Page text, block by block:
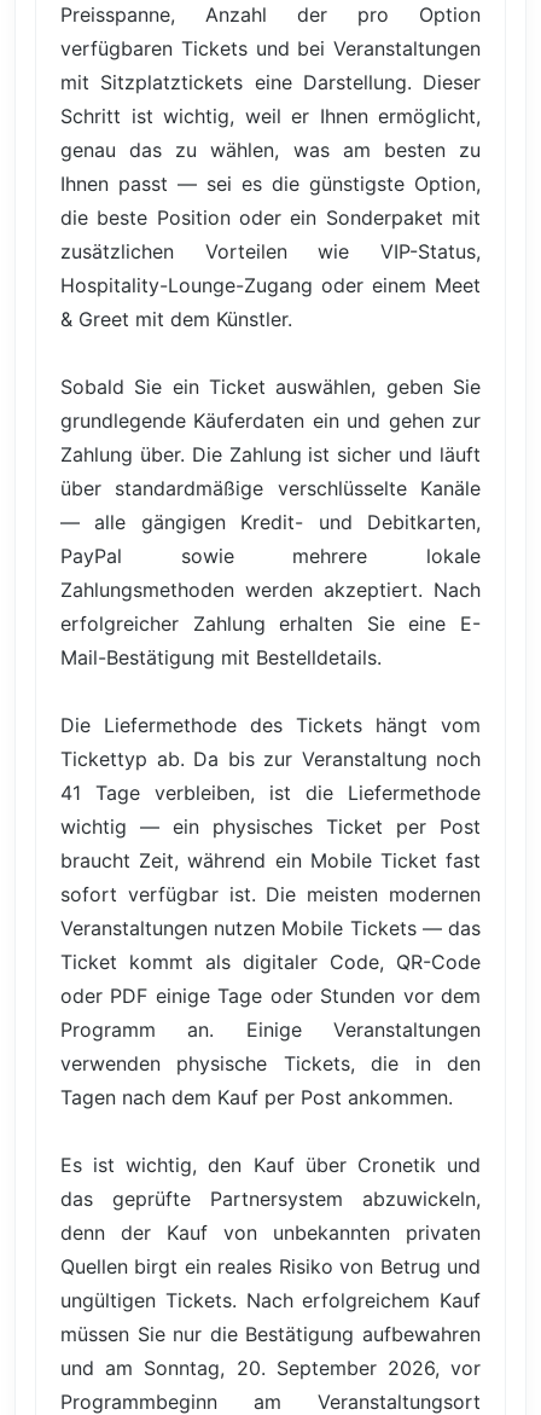
Preisspanne, Anzahl der pro Option
verfügbaren Tickets und bei Veranstaltungen
mit Sitzplatztickets eine Darstellung. Dieser
Schritt ist wichtig, weil er Ihnen ermöglicht,
genau das zu wählen, was am besten zu
Ihnen passt — sei es die günstigste Option,
die beste Position oder ein Sonderpaket mit
zusätzlichen Vorteilen wie VIP-Status,
Hospitality-Lounge-Zugang oder einem Meet
& Greet mit dem Künstler.
Sobald Sie ein Ticket auswählen, geben Sie
grundlegende Käuferdaten ein und gehen zur
Zahlung über. Die Zahlung ist sicher und läuft
über standardmäßige verschlüsselte Kanäle
— alle gängigen Kredit- und Debitkarten,
PayPal sowie mehrere lokale
Zahlungsmethoden werden akzeptiert. Nach
erfolgreicher Zahlung erhalten Sie eine E-
Mail-Bestätigung mit Bestelldetails.
Die Liefermethode des Tickets hängt vom
Tickettyp ab. Da bis zur Veranstaltung noch
41 Tage verbleiben, ist die Liefermethode
wichtig — ein physisches Ticket per Post
braucht Zeit, während ein Mobile Ticket fast
sofort verfügbar ist. Die meisten modernen
Veranstaltungen nutzen Mobile Tickets — das
Ticket kommt als digitaler Code, QR-Code
oder PDF einige Tage oder Stunden vor dem
Programm an. Einige Veranstaltungen
verwenden physische Tickets, die in den
Tagen nach dem Kauf per Post ankommen.
Es ist wichtig, den Kauf über Cronetik und
das geprüfte Partnersystem abzuwickeln,
denn der Kauf von unbekannten privaten
Quellen birgt ein reales Risiko von Betrug und
ungültigen Tickets. Nach erfolgreichem Kauf
müssen Sie nur die Bestätigung aufbewahren
und am Sonntag, 20. September 2026, vor
Programmbeginn am Veranstaltungsort